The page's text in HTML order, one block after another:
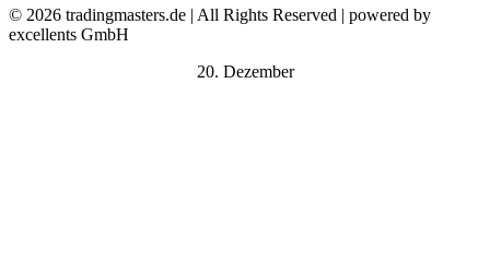
© 2026 tradingmasters.de | All Rights Reserved | powered by
excellents GmbH
20. Dezember